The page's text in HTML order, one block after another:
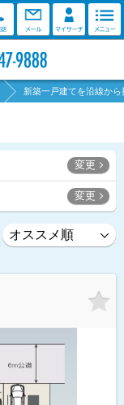
新築一戸建てを沿線から
変更
変更